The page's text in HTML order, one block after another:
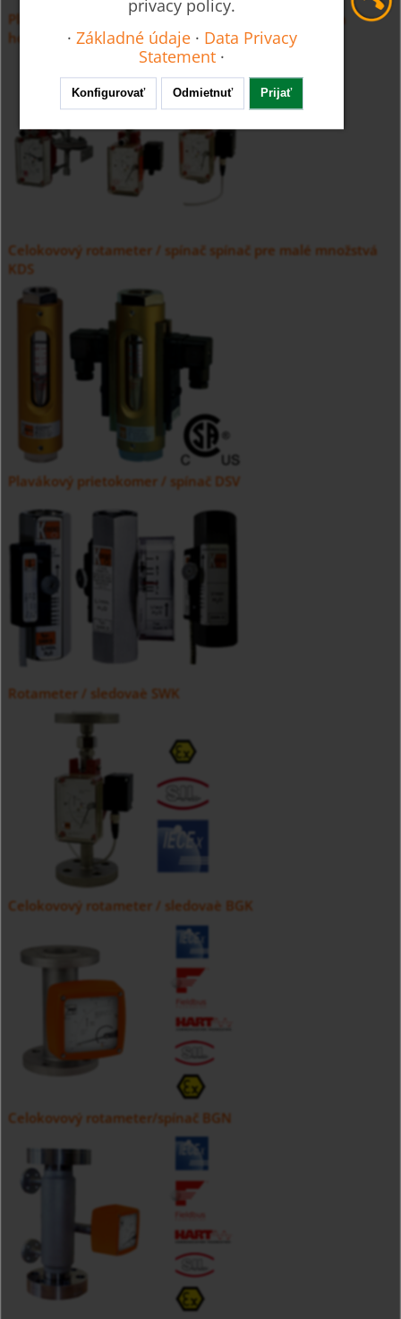
Plavákový prietokomer na monitorovanie plynových
horákov UTS
Celokovový rotameter / spínač spínač pre malé množstvá
KDS
Plavákový prietokomer / spínač DSV
Rotameter / sledovaè SWK
Celokovový rotameter / sledovaè BGK
Celokovový rotameter/spínač BGN
privacy policy.
· Základné údaje · Data Privacy
Statement ·
Konfigurovať Odmietnuť Prijať